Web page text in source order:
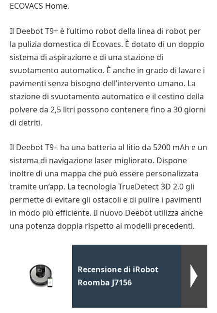
ECOVACS Home.
Il Deebot T9+ è l’ultimo robot della linea di robot per
la pulizia domestica di Ecovacs. È dotato di un doppio
sistema di aspirazione e di una stazione di
svuotamento automatico. È anche in grado di lavare i
pavimenti senza bisogno dell’intervento umano. La
stazione di svuotamento automatico e il cestino della
polvere da 2,5 litri possono contenere fino a 30 giorni
di detriti.
Il Deebot T9+ ha una batteria al litio da 5200 mAh e un
sistema di navigazione laser migliorato. Dispone
inoltre di una mappa che può essere personalizzata
tramite un’app. La tecnologia TrueDetect 3D 2.0 gli
permette di evitare gli ostacoli e di pulire i pavimenti
in modo più efficiente. Il nuovo Deebot utilizza anche
una potenza doppia rispetto ai modelli precedenti.
Recensione di iRobot
Roomba J7156